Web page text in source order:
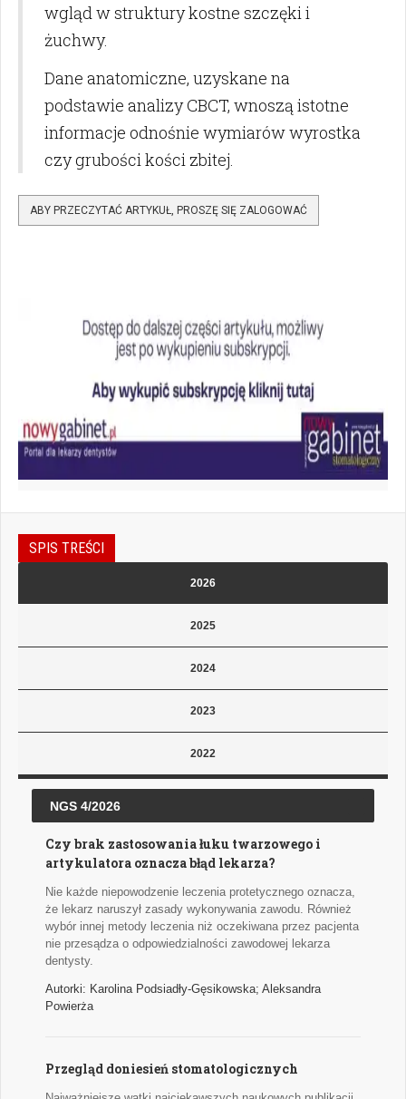
wgląd w struktury kostne szczęki i
żuchwy.
Dane anatomiczne, uzyskane na
podstawie analizy CBCT, wnoszą istotne
informacje odnośnie wymiarów wyrostka
czy grubości kości zbitej.
ABY PRZECZYTAĆ ARTYKUŁ, PROSZĘ SIĘ ZALOGOWAĆ
SPIS TREŚCI
2026
2025
2024
2023
2022
NGS 4/2026
Czy brak zastosowania łuku twarzowego i
artykulatora oznacza błąd lekarza?
Nie każde niepowodzenie leczenia protetycznego oznacza,
że lekarz naruszył zasady wykonywania zawodu. Również
wybór innej metody leczenia niż oczekiwana przez pacjenta
nie przesądza o odpowiedzialności zawodowej lekarza
dentysty.
Autorki: Karolina Podsiadły-Gęsikowska; Aleksandra
Powierża
Przegląd doniesień stomatologicznych